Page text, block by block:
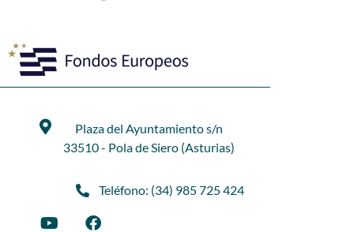
Plaza del Ayuntamiento s/n
33510 - Pola de Siero (Asturias)
Teléfono: (34) 985 725 424